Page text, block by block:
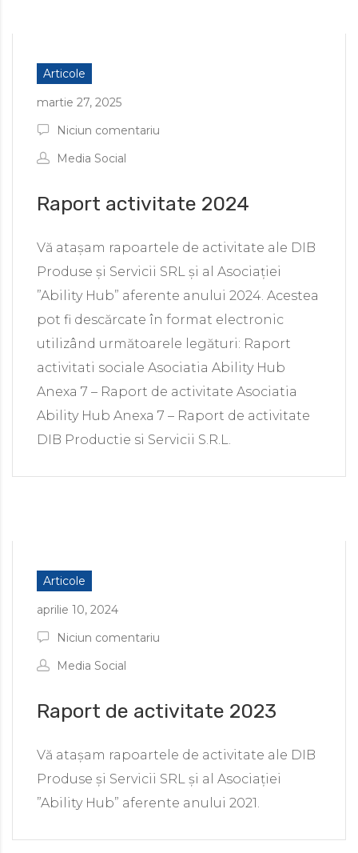
Articole
martie 27, 2025
Niciun comentariu
Media Social
Raport activitate 2024
Vă atașam rapoartele de activitate ale DIB
Produse și Servicii SRL și al Asociației
”Ability Hub” aferente anului 2024. Acestea
pot fi descărcate în format electronic
utilizând următoarele legături: Raport
activitati sociale Asociatia Ability Hub
Anexa 7 – Raport de activitate Asociatia
Ability Hub Anexa 7 – Raport de activitate
DIB Productie si Servicii S.R.L.
Articole
aprilie 10, 2024
Niciun comentariu
Media Social
Raport de activitate 2023
Vă atașam rapoartele de activitate ale DIB
Produse și Servicii SRL și al Asociației
”Ability Hub” aferente anului 2021.